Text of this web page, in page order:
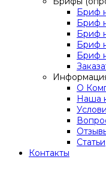
Бриф
Бриф
Бриф
Бриф
Бриф
О
Наша
Статьи
Контакты